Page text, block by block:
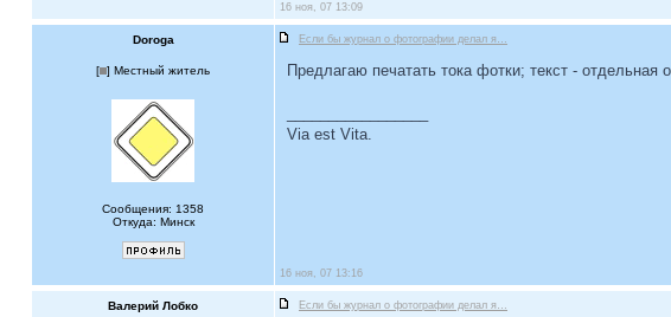
16 ноя, 07 13:09
Doroga Если бы журнал о фотографии делал я…
[ ] Местный житель
Сообщения: 1358
Откуда: Минск
Предлагаю печатать тока фотки; текст - отдельная
Via est Vita.
16 ноя, 07 13:16
Валерий Лобко Если бы журнал о фотографии делал я…